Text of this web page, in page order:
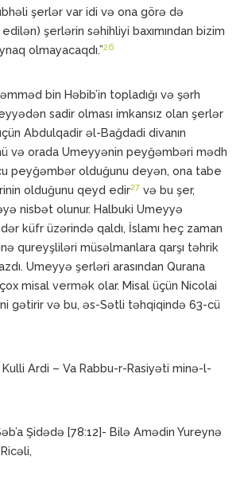
şerlər var idi və ona görə də
şerlərin səhihliyi baxımından bizim
olmayacaqdı.”26
bin Həbib’in topladığı və şərh
sadir olması imkansız olan şerlər
Abdulqadir əl-Bağdadi divanın
və orada Umeyyənin peyğəmbəri mədh
peyğəmbər olduğunu deyən, ona tabe
olduğunu qeyd edir27 və bu şer,
nisbət olunur. Halbuki Umeyyə
küfr üzərində qaldı, İslamı heç zaman
qureyşliləri müsəlmanlara qarşı təhrik
Umeyyə şerləri arasından Qurana
misal vermək olar. Misal üçün Nicolai
gətirir və bu, əs-Sətli təhqiqində 63-cü
Ardi – Va Rabbu-r-Rasiyəti minə-l-
Şidədə [78:12]- Bilə Amədin Yureynə